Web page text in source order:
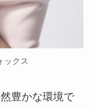
ックス
豊かな環境で